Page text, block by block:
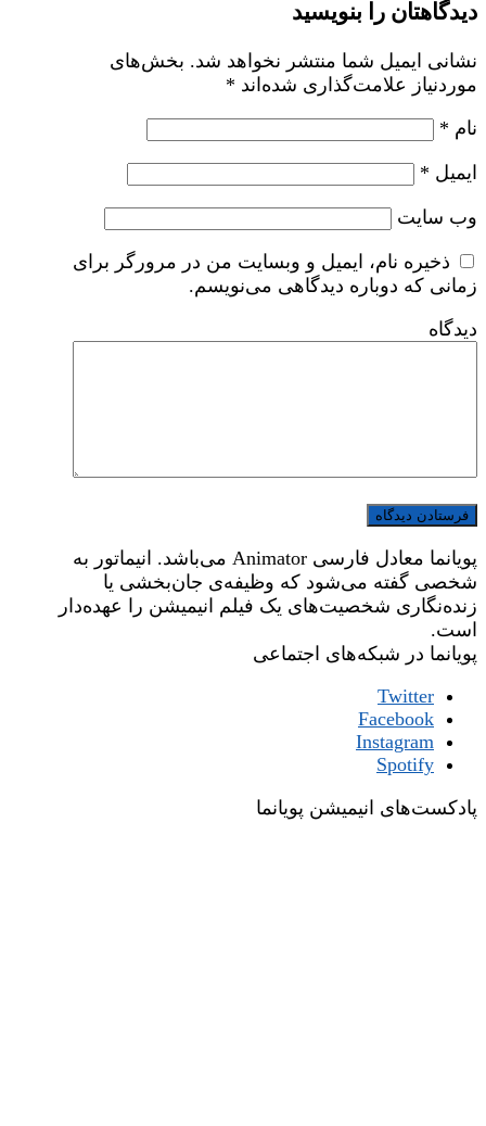
دیدگاهتان را بنویسید
نشانی ایمیل شما منتشر نخواهد شد. بخش‌های
موردنیاز علامت‌گذاری شده‌اند *
نام *
ایمیل *
وب‌ سایت
ذخیره نام، ایمیل و وبسایت من در مرورگر برای
زمانی که دوباره دیدگاهی می‌نویسم.
دیدگاه
پویانما معادل فارسی Animator می‌باشد. انیماتور به
شخصی گفته می‌شود که وظیفه‌ی جان‌بخشی یا
زنده‌نگاری شخصیت‌های یک فیلم انیمیشن را عهده‌دار
است.
پویانما در شبکه‌های اجتماعی
Twitter
Facebook
Instagram
Spotify
پادکست‌های انیمیشن پویانما